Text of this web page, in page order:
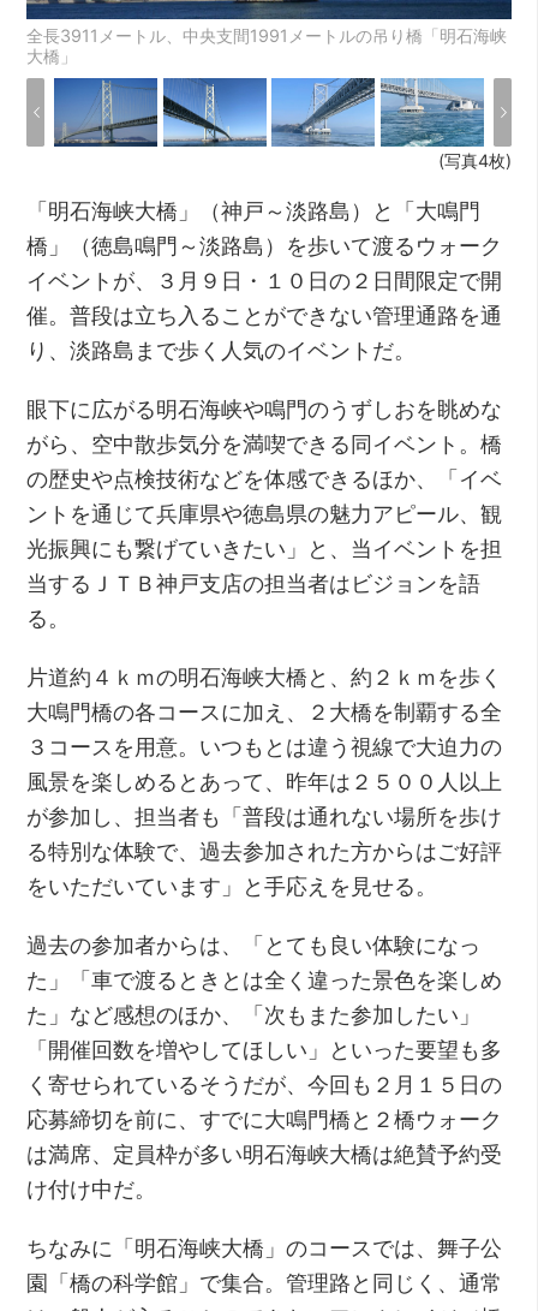
全長3911メートル、中央支間1991メートルの吊り橋「明石海峡
大橋」
(写真4枚)
「明石海峡大橋」（神戸～淡路島）と「大鳴門
橋」（徳島鳴門～淡路島）を歩いて渡るウォーク
イベントが、３月９日・１０日の２日間限定で開
催。普段は立ち入ることができない管理通路を通
り、淡路島まで歩く人気のイベントだ。
眼下に広がる明石海峡や鳴門のうずしおを眺めな
がら、空中散歩気分を満喫できる同イベント。橋
の歴史や点検技術などを体感できるほか、「イベ
ントを通じて兵庫県や徳島県の魅力アピール、観
光振興にも繋げていきたい」と、当イベントを担
当するＪＴＢ神戸支店の担当者はビジョンを語
る。
片道約４ｋｍの明石海峡大橋と、約２ｋｍを歩く
大鳴門橋の各コースに加え、２大橋を制覇する全
３コースを用意。いつもとは違う視線で大迫力の
風景を楽しめるとあって、昨年は２５００人以上
が参加し、担当者も「普段は通れない場所を歩け
る特別な体験で、過去参加された方からはご好評
をいただいています」と手応えを見せる。
過去の参加者からは、「とても良い体験になっ
た」「車で渡るときとは全く違った景色を楽しめ
た」など感想のほか、「次もまた参加したい」
「開催回数を増やしてほしい」といった要望も多
く寄せられているそうだが、今回も２月１５日の
応募締切を前に、すでに大鳴門橋と２橋ウォーク
は満席、定員枠が多い明石海峡大橋は絶賛予約受
け付け中だ。
ちなみに「明石海峡大橋」のコースでは、舞子公
園「橋の科学館」で集合。管理路と同じく、通常